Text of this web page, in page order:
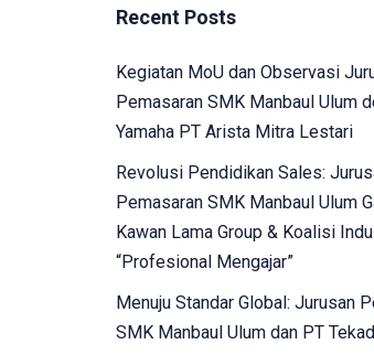
Recent Posts
Kegiatan MoU dan Observasi
Pemasaran SMK Manbaul Ulum
Yamaha PT Arista Mitra Lestari
Revolusi Pendidikan Sales:
Pemasaran SMK Manbaul Ulum
Kawan Lama Group & Koalisi
“Profesional Mengajar”
Menuju Standar Global: Jurusan
SMK Manbaul Ulum dan PT